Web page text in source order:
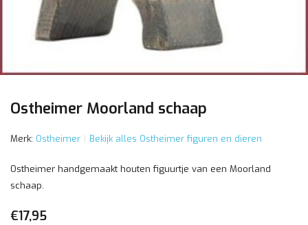
Ostheimer Moorland schaap
Merk: Ostheimer Bekijk alles Ostheimer figuren en dieren
Ostheimer handgemaakt houten figuurtje van een Moorland
schaap.
€17,95